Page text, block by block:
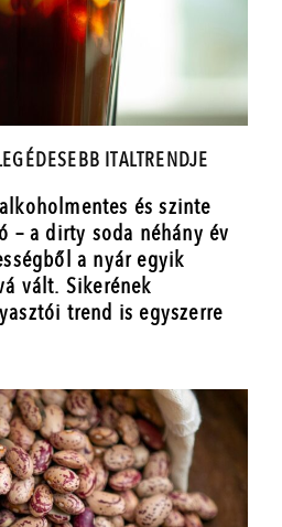
ITALTRENDJE
és szinte
– a dirty soda néhány év
a nyár egyik
vált. Sikerének
trend is egyszerre